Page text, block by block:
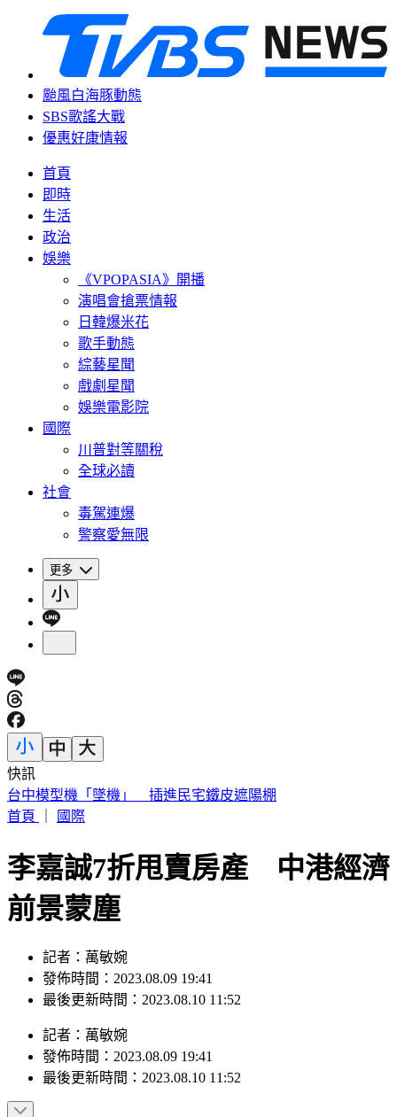
颱風白海豚動態
SBS歌謠大戰
優惠好康情報
首頁
即時
生活
政治
娛樂
《VPOPASIA》開播
演唱會搶票情報
日韓爆米花
歌手動態
綜藝星聞
戲劇星聞
娛樂電影院
國際
川普對等關稅
全球必讀
社會
毒駕連爆
警察愛無限
更多
快訊
快訊／白海豚強風襲台！北市喜來登飯店旁圍籬倒塌 砸傷一
女
李嘉誠7折甩賣房產 中港經濟
前景蒙塵
記者：萬敏婉
發佈時間：2023.08.09 19:41
記者：萬敏婉
發佈時間：2023.08.09 19:41